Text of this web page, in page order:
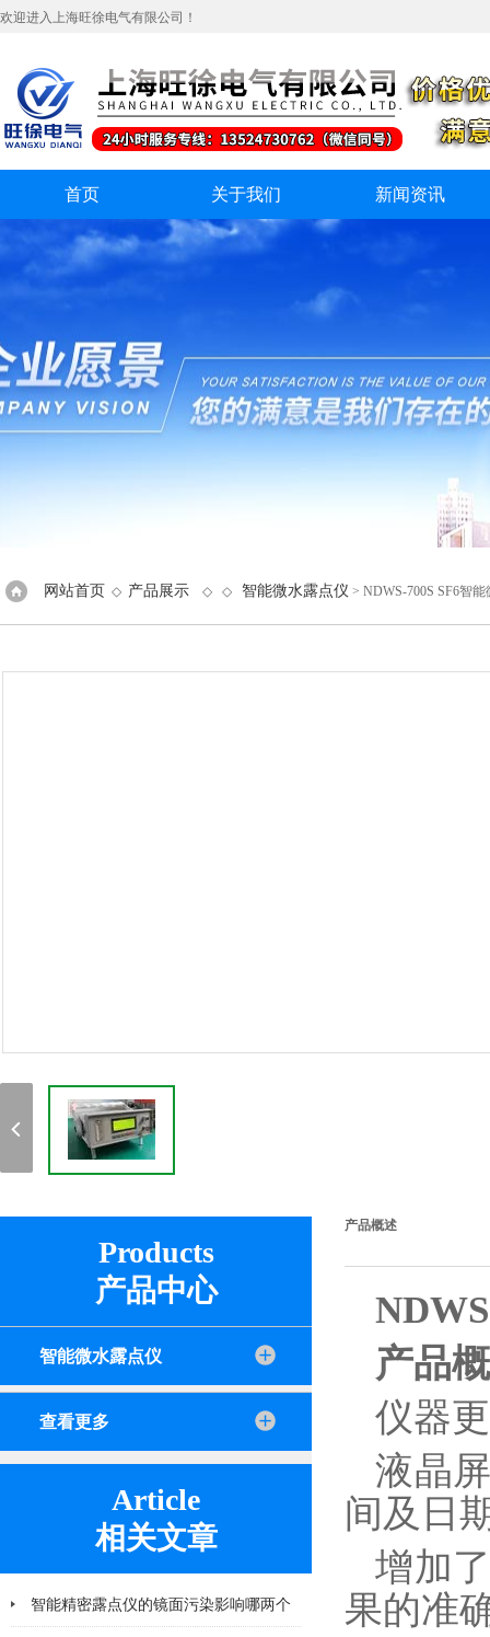
欢迎进入上海旺徐电气有限公司！
首页 关于我们 新闻资讯
网站首页 ◇ 产品展示 ◇ ◇ 智能微水露点仪 > NDWS-700S SF6智
Products
产品中心
智能微水露点仪
查看更多
Article
相关文章
智能精密露点仪的镜面污染影响哪两个
产品概述
产品
仪器
液晶
间及日
增加
果的准